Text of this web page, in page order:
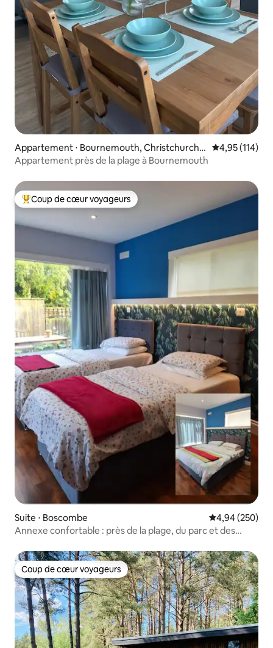
Appartement ⋅ Bournemouth, Christchurch a
nd Poole
Évaluation
4,95 (114)
Appartement près de la plage à Bournemouth
Coups de cœur voyageurs les plus appréciés
Coup de cœur voyageurs
Suite ⋅ Boscombe Évaluation
4,94 (250)
Annexe confortable : près de la plage, du parc et des
Coup de cœur voyageurs
Coup de cœur voyageurs